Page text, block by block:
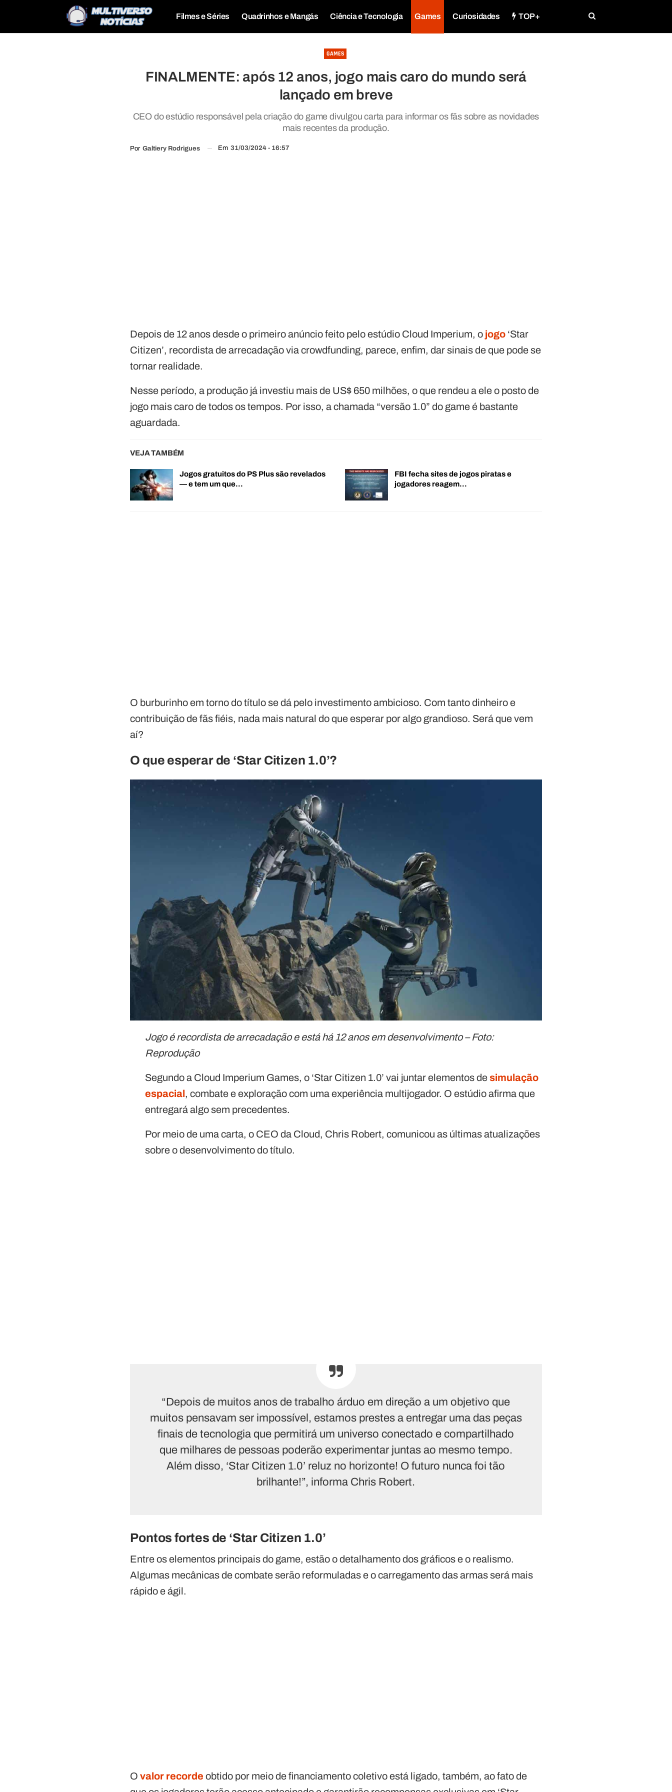
Filmes e Séries Quadrinhos e Mangás Ciência e Tecnologia Games Curiosidades TOP+
GAMES
FINALMENTE: após 12 anos, jogo mais caro do mundo será
lançado em breve
CEO do estúdio responsável pela criação do game divulgou carta para informar os fãs sobre as novidades
mais recentes da produção.
Por Galtiery Rodrigues Em 31/03/2024 - 16:57
Depois de 12 anos desde o primeiro anúncio feito pelo estúdio Cloud Imperium, o jogo ‘Star
Citizen’, recordista de arrecadação via crowdfunding, parece, enfim, dar sinais de que pode se
tornar realidade.
Nesse período, a produção já investiu mais de US$ 650 milhões, o que rendeu a ele o posto de
jogo mais caro de todos os tempos. Por isso, a chamada “versão 1.0” do game é bastante
aguardada.
VEJA TAMBÉM
Jogos gratuitos do PS Plus são revelados
— e tem um que…
FBI fecha sites de jogos piratas e
jogadores reagem…
O burburinho em torno do título se dá pelo investimento ambicioso. Com tanto dinheiro e
contribuição de fãs fiéis, nada mais natural do que esperar por algo grandioso. Será que vem
aí?
O que esperar de ‘Star Citizen 1.0’?
Jogo é recordista de arrecadação e está há 12 anos em desenvolvimento – Foto:
Reprodução
Segundo a Cloud Imperium Games, o ‘Star Citizen 1.0’ vai juntar elementos desimulação
espacial, combate e exploração com uma experiência multijogador. O estúdio afirma que
entregará algo sem precedentes.
Por meio de uma carta, o CEO da Cloud, Chris Robert, comunicou as últimas atualizações
sobre o desenvolvimento do título.
“Depois de muitos anos de trabalho árduo em direção a um objetivo que
muitos pensavam ser impossível, estamos prestes a entregar uma das peças
finais de tecnologia que permitirá um universo conectado e compartilhado
que milhares de pessoas poderão experimentar juntas ao mesmo tempo.
Além disso, ‘Star Citizen 1.0’ reluz no horizonte! O futuro nunca foi tão
brilhante!”, informa Chris Robert.
Pontos fortes de ‘Star Citizen 1.0’
Entre os elementos principais do game, estão o detalhamento dos gráficos e o realismo.
Algumas mecânicas de combate serão reformuladas e o carregamento das armas será mais
rápido e ágil.
O valor recorde obtido por meio de financiamento coletivo está ligado, também, ao fato de